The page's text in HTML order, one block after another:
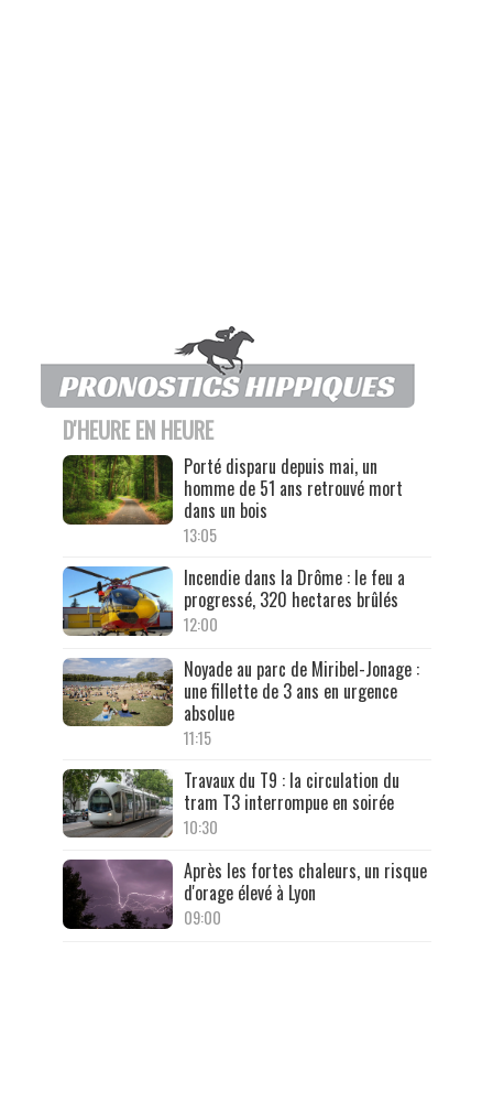
D'HEURE EN HEURE
Porté disparu depuis mai, un
homme de 51 ans retrouvé mort
dans un bois
13:05
Incendie dans la Drôme : le feu a
progressé, 320 hectares brûlés
12:00
Noyade au parc de Miribel-Jonage :
une fillette de 3 ans en urgence
absolue
11:15
Travaux du T9 : la circulation du
tram T3 interrompue en soirée
10:30
Après les fortes chaleurs, un risque
d'orage élevé à Lyon
09:00